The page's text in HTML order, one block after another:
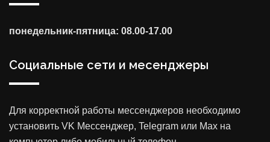
понедельник-пятница: 08.00-17.00
Социальные сети и месенджеры
Для корректной работы мессенджеров необходимо
установить VK Мессенджер, Telegram или Max на